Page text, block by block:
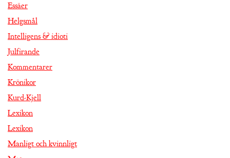
Essäer
Helgsmål
Intelligens & idioti
Julfirande
Kommentarer
Krönikor
Kurd-Kjell
Lexikon
Lexikon
Manligt och kvinnligt